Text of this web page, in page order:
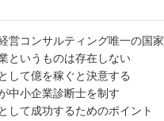
営コンサルティング唯一の国
というものは存在しない
して億を稼ぐと決意する
中小企業診断士を制す
して成功するためのポイント